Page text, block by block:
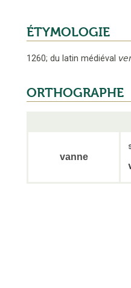
ÉTYMOLOGIE
1260; du latin médiéval
ORTHOGRAPHE
vanne